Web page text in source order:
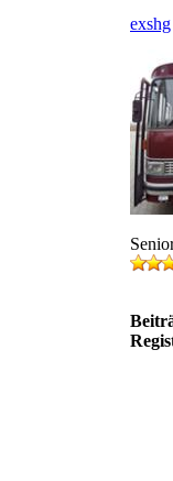
exshg